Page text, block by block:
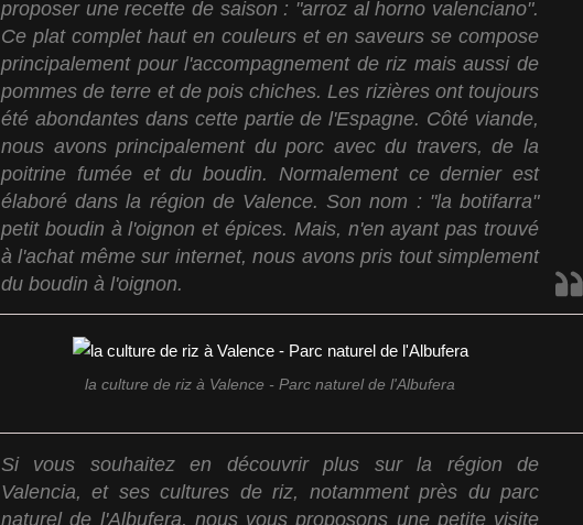
proposer une recette de saison : "arroz al horno valenciano".
Ce plat complet haut en couleurs et en saveurs se compose
principalement pour l'accompagnement de riz mais aussi de
pommes de terre et de pois chiches. Les rizières ont toujours
été abondantes dans cette partie de l'Espagne. Côté viande,
nous avons principalement du porc avec du travers, de la
poitrine fumée et du boudin. Normalement ce dernier est
élaboré dans la région de Valence. Son nom : "la botifarra"
petit boudin à l'oignon et épices. Mais, n'en ayant pas trouvé
à l'achat même sur internet, nous avons pris tout simplement
du boudin à l'oignon.
la culture de riz à Valence - Parc naturel de l'Albufera
Si vous souhaitez en découvrir plus sur la région de
Valencia, et ses cultures de riz, notamment près du parc
naturel de l'Albufera, nous vous proposons une petite visite